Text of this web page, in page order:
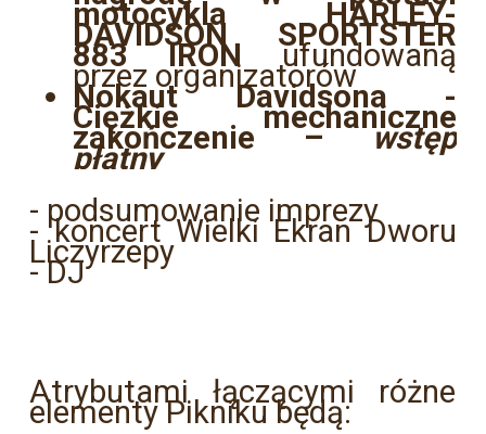
motocykla HARLEY-
DAVIDSON SPORTSTER
883 IRONufundowaną
przez organizatorów
Nokaut Davidsona -
Ciężkie mechaniczne
zakończenie –wstęp
płatny
- podsumowanie imprezy
- koncert Wielki Ekran Dworu
Liczyrzepy
- DJ
Atrybutami łączącymi różne
elementy Pikniku będą: